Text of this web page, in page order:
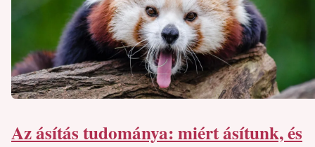
Az ásítás tudománya: miért ásítunk, és